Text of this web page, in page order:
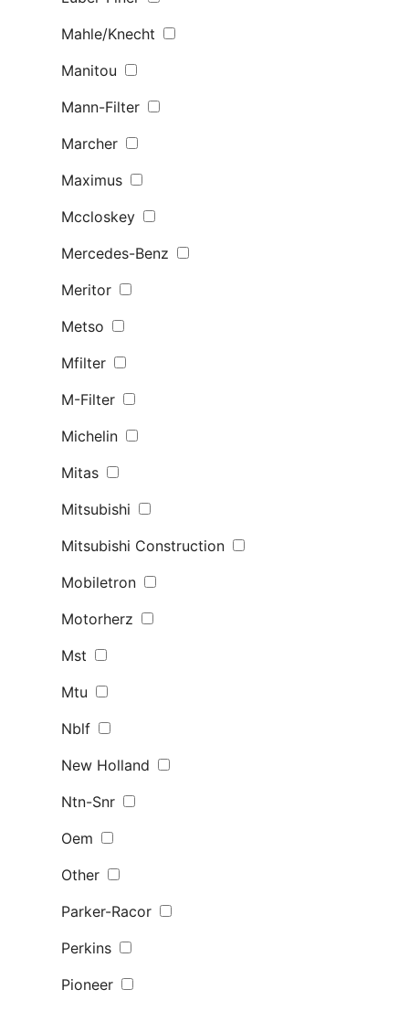
Mahle/Knecht
Manitou
Mann-Filter
Marcher
Maximus
Mccloskey
Mercedes-Benz
Meritor
Metso
Mfilter
M-Filter
Michelin
Mitas
Mitsubishi
Mitsubishi Construction
Mobiletron
Motorherz
Mst
Mtu
Nblf
New Holland
Ntn-Snr
Oem
Other
Parker-Racor
Perkins
Pioneer